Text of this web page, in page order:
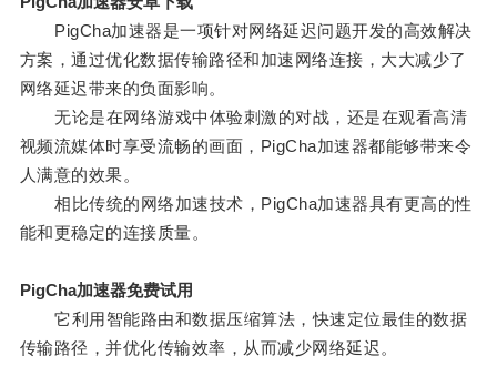
PigCha加速器是一项针对网络延迟问题开发的高效解决
方案，通过优化数据传输路径和加速网络连接，大大减少了
网络延迟带来的负面影响。
无论是在网络游戏中体验刺激的对战，还是在观看高清
视频流媒体时享受流畅的画面，PigCha加速器都能够带来令
人满意的效果。
相比传统的网络加速技术，PigCha加速器具有更高的性
能和更稳定的连接质量。
PigCha加速器免费试用
它利用智能路由和数据压缩算法，快速定位最佳的数据
传输路径，并优化传输效率，从而减少网络延迟。